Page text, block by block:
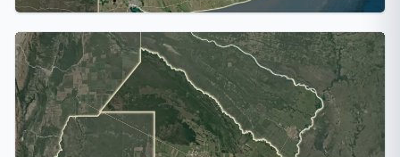
Buenos Aires
10 ciudades